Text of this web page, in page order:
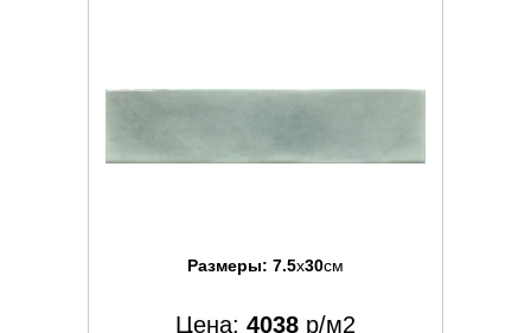
Размеры: 7.5x30см
Цена: 4038 р/м2